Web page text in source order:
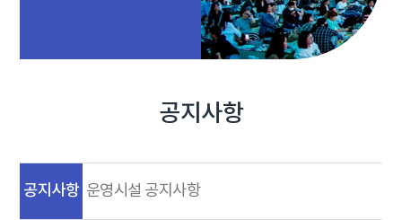
공지사항
공지사항 운영시설 공지사항